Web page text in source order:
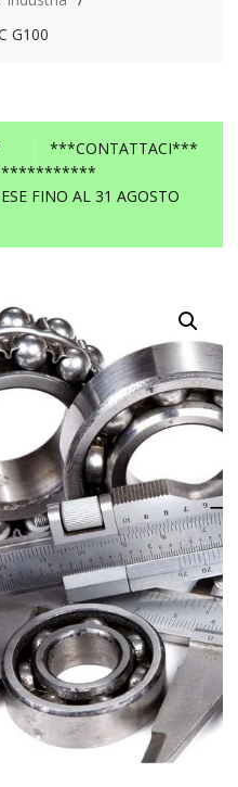
G100
***CONTATTACI***
FINO AL 31 AGOSTO